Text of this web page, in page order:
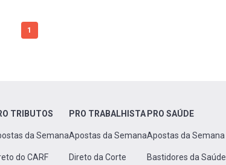
1
TRIBUTOS
da Semana
do CARF
PRO TRABALHISTA
Apostas da Semana
Direto da Corte
PRO SAÚDE
Apostas da Semana
Bastidores da Saúde